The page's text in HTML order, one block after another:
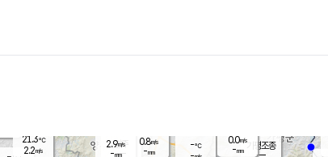
양주
가평조종
-℃
0.0m/s
-mm
2.9m/s
-mm
21.3℃
2.2m/s
0.8m/s
-mm